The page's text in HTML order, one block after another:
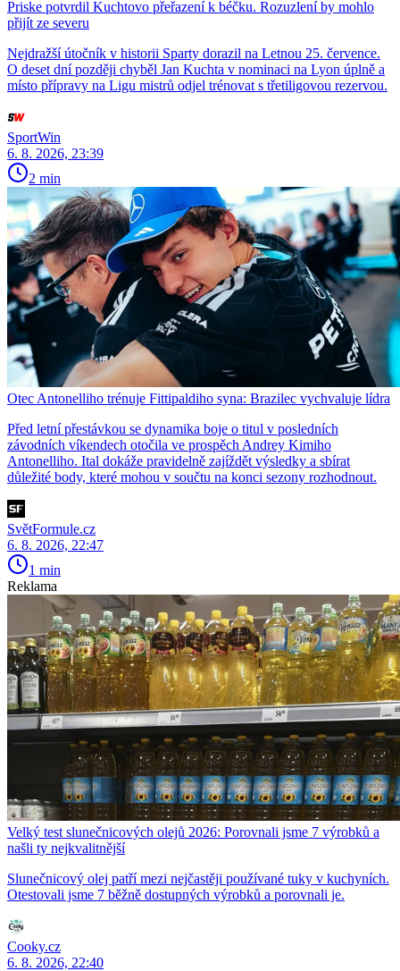
Priske potvrdil Kuchtovo přeřazení k béčku. Rozuzlení by mohlo
přijít ze severu
Nejdražší útočník v historii Sparty dorazil na Letnou 25. července.
O deset dní později chyběl Jan Kuchta v nominaci na Lyon úplně a
místo přípravy na Ligu mistrů odjel trénovat s třetiligovou rezervou.
SportWin
6. 8. 2026, 23:39
2 min
Otec Antonelliho trénuje Fittipaldiho syna: Brazilec vychvaluje lídra
Před letní přestávkou se dynamika boje o titul v posledních
závodních víkendech otočila ve prospěch Andrey Kimiho
Antonelliho. Ital dokáže pravidelně zajíždět výsledky a sbírat
důležité body, které mohou v součtu na konci sezony rozhodnout.
SvětFormule.cz
6. 8. 2026, 22:47
1 min
Reklama
Velký test slunečnicových olejů 2026: Porovnali jsme 7 výrobků a
našli ty nejkvalitnější
Slunečnicový olej patří mezi nejčastěji používané tuky v kuchyních.
Otestovali jsme 7 běžně dostupných výrobků a porovnali je.
Cooky.cz
6. 8. 2026, 22:40